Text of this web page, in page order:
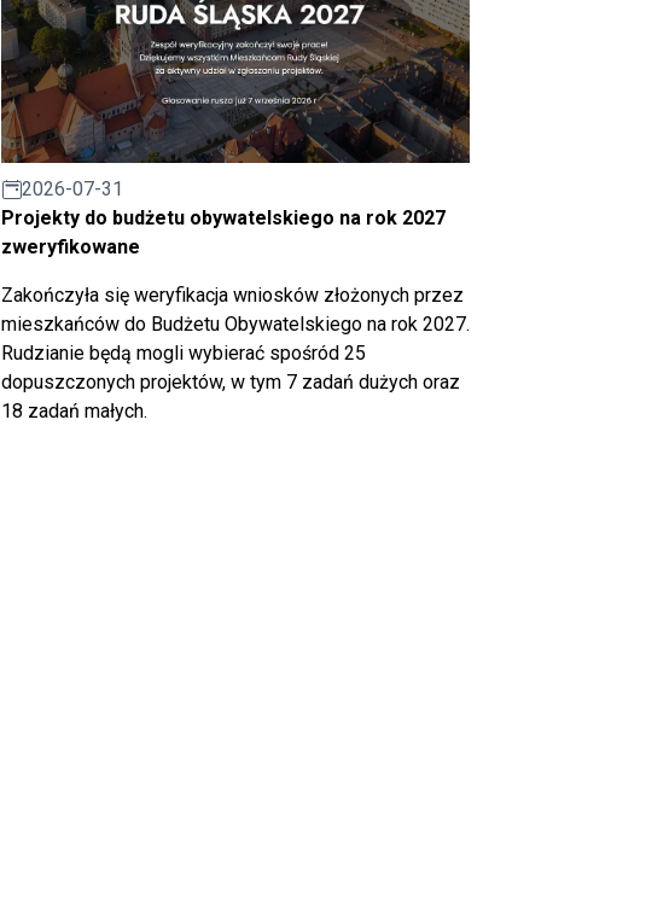
2026-07-31
Projekty do budżetu obywatelskiego na rok 2027
zweryfikowane
Zakończyła się weryfikacja wniosków złożonych przez
mieszkańców do Budżetu Obywatelskiego na rok 2027.
Rudzianie będą mogli wybierać spośród 25
dopuszczonych projektów, w tym 7 zadań dużych oraz
18 zadań małych.